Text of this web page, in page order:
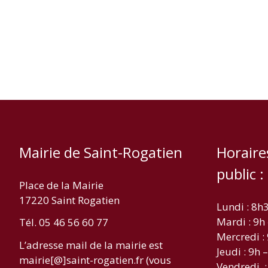
Mairie de Saint-Rogatien
Place de la Mairie
17220 Saint Rogatien
Tél. 05 46 56 60 77
L’adresse mail de la mairie est
mairie[@]saint-rogatien.fr (vous
public :
Lundi :
Mardi : 9h
Mercredi :
Jeudi : 9h